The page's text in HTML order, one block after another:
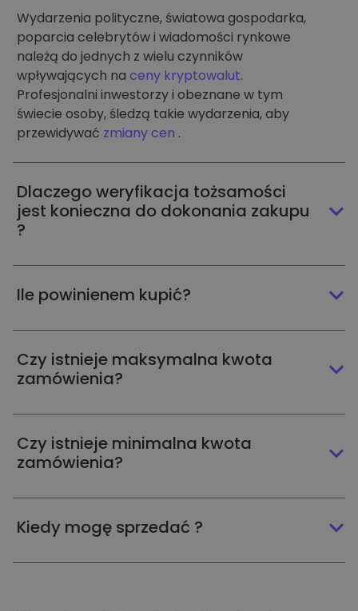
Wydarzenia polityczne, światowa gospodarka,
poparcia celebrytów i wiadomości rynkowe
należą do jednych z wielu czynników
wpływających na ceny kryptowalut.
Profesjonalni inwestorzy i obeznane w tym
świecie osoby, śledzą takie wydarzenia, aby
przewidywać zmiany cen .
Dlaczego weryfikacja tożsamości
jest konieczna do dokonania zakupu
?
Ile powinienem kupić?
Czy istnieje maksymalna kwota
zamówienia?
Czy istnieje minimalna kwota
zamówienia?
Kiedy mogę sprzedać ?